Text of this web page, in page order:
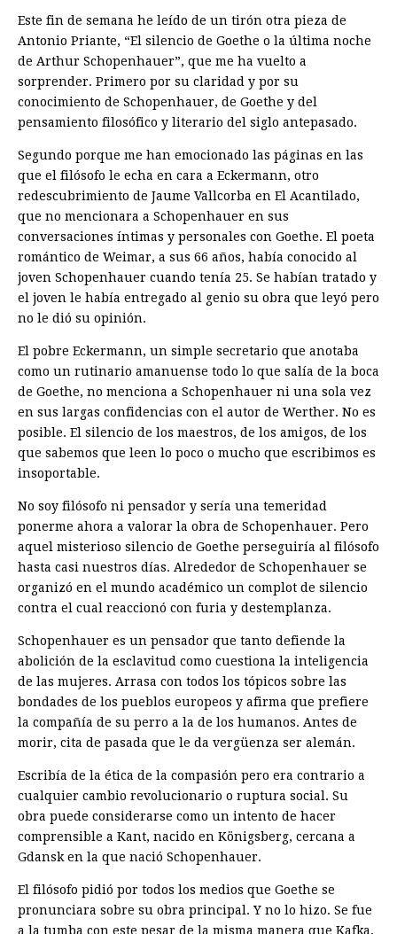
Este fin de semana he leído de un tirón otra pieza de
Antonio Priante, “El silencio de Goethe o la última noche
de Arthur Schopenhauer”, que me ha vuelto a
sorprender. Primero por su claridad y por su
conocimiento de Schopenhauer, de Goethe y del
pensamiento filosófico y literario del siglo antepasado.
Segundo porque me han emocionado las páginas en las
que el filósofo le echa en cara a Eckermann, otro
redescubrimiento de Jaume Vallcorba en El Acantilado,
que no mencionara a Schopenhauer en sus
conversaciones íntimas y personales con Goethe. El poeta
romántico de Weimar, a sus 66 años, había conocido al
joven Schopenhauer cuando tenía 25. Se habían tratado y
el joven le había entregado al genio su obra que leyó pero
no le dió su opinión.
El pobre Eckermann, un simple secretario que anotaba
como un rutinario amanuense todo lo que salía de la boca
de Goethe, no menciona a Schopenhauer ni una sola vez
en sus largas confidencias con el autor de Werther. No es
posible. El silencio de los maestros, de los amigos, de los
que sabemos que leen lo poco o mucho que escribimos es
insoportable.
No soy filósofo ni pensador y sería una temeridad
ponerme ahora a valorar la obra de Schopenhauer. Pero
aquel misterioso silencio de Goethe perseguiría al filósofo
hasta casi nuestros días. Alrededor de Schopenhauer se
organizó en el mundo académico un complot de silencio
contra el cual reaccionó con furia y destemplanza.
Schopenhauer es un pensador que tanto defiende la
abolición de la esclavitud como cuestiona la inteligencia
de las mujeres. Arrasa con todos los tópicos sobre las
bondades de los pueblos europeos y afirma que prefiere
la compañía de su perro a la de los humanos. Antes de
morir, cita de pasada que le da vergüenza ser alemán.
Escribía de la ética de la compasión pero era contrario a
cualquier cambio revolucionario o ruptura social. Su
obra puede considerarse como un intento de hacer
comprensible a Kant, nacido en Königsberg, cercana a
Gdansk en la que nació Schopenhauer.
El filósofo pidió por todos los medios que Goethe se
pronunciara sobre su obra principal. Y no lo hizo. Se fue
a la tumba con este pesar de la misma manera que Kafka,